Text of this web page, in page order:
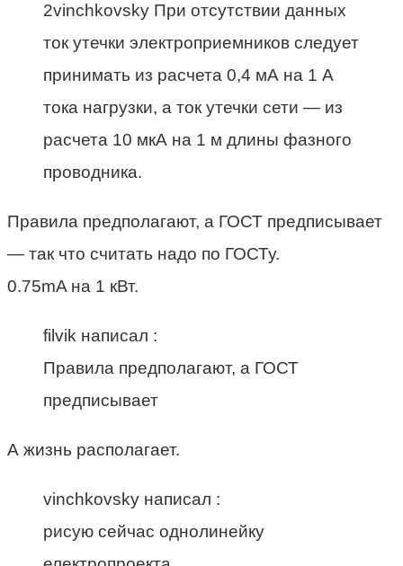
2vinchkovsky При отсутствии данных
ток утечки электроприемников следует
принимать из расчета 0,4 мА на 1 А
тока нагрузки, а ток утечки сети — из
расчета 10 мкА на 1 м длины фазного
проводника.
Правила предполагают, а ГОСТ предписывает
— так что считать надо по ГОСТу.
0.75mA на 1 кВт.
filvik написал :
Правила предполагают, а ГОСТ
предписывает
А жизнь располагает.
vinchkovsky написал :
рисую сейчас однолинейку